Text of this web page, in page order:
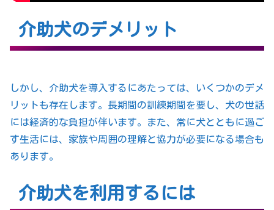
介助犬のデメリット
しかし、介助犬を導入するにあたっては、いくつかのデメ
リットも存在します。長期間の訓練期間を要し、犬の世話
には経済的な負担が伴います。また、常に犬とともに過ご
す生活には、家族や周囲の理解と協力が必要になる場合も
あります。
介助犬を利用するには